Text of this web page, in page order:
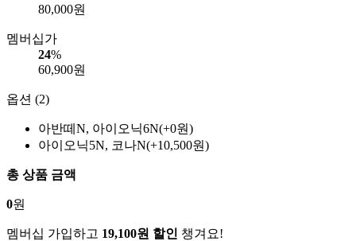
80,000원
멤버십가
24%
60,900원
옵션 (2)
아반떼N, 아이오닉6N(+0원)
아이오닉5N, 코나N(+10,500원)
총 상품 금액
0원
멤버십 가입하고 19,100원 할인 챙겨요!